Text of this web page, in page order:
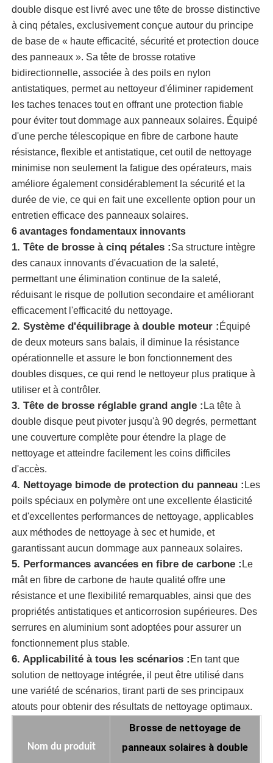
Aperçu
Produits
Vidéos
A propos de nous
Visite d'usine
Contrôle de la qualité
Contact
nouvelles
Demande de soumission
brosse de nettoyage de panneau solaire
pinceau rotatif à panneau solaire
Brosse de lavage pour panneaux solaires
Brosse rotative pour panneaux solaires
Outils de nettoyage pour panneaux solaires
Équipement de lavage de panneaux solaires
Pôle alimenté par l'eau
double disque est livré avec une tête de brosse distinctive
à cinq pétales, exclusivement conçue autour du principe
de base de « haute efficacité, sécurité et protection douce
des panneaux ». Sa tête de brosse rotative
bidirectionnelle, associée à des poils en nylon
antistatiques, permet au nettoyeur d'éliminer rapidement
les taches tenaces tout en offrant une protection fiable
pour éviter tout dommage aux panneaux solaires. Équipé
d'une perche télescopique en fibre de carbone haute
résistance, flexible et antistatique, cet outil de nettoyage
minimise non seulement la fatigue des opérateurs, mais
améliore également considérablement la sécurité et la
durée de vie, ce qui en fait une excellente option pour un
entretien efficace des panneaux solaires.
6 avantages fondamentaux innovants
1. Tête de brosse à cinq pétales :Sa structure intègre
des canaux innovants d'évacuation de la saleté,
permettant une élimination continue de la saleté,
réduisant le risque de pollution secondaire et améliorant
efficacement l'efficacité du nettoyage.
2. Système d'équilibrage à double moteur : Équipé
de deux moteurs sans balais, il diminue la résistance
opérationnelle et assure le bon fonctionnement des
doubles disques, ce qui rend le nettoyeur plus pratique à
utiliser et à contrôler.
3. Tête de brosse réglable grand angle : La tête à
double disque peut pivoter jusqu'à 90 degrés, permettant
une couverture complète pour étendre la plage de
nettoyage et atteindre facilement les coins difficiles
d'accès.
4. Nettoyage bimode de protection du panneau : Les
poils spéciaux en polymère ont une excellente élasticité
et d'excellentes performances de nettoyage, applicables
aux méthodes de nettoyage à sec et humide, et
garantissant aucun dommage aux panneaux solaires.
5. Performances avancées en fibre de carbone : Le
mât en fibre de carbone de haute qualité offre une
résistance et une flexibilité remarquables, ainsi que des
propriétés antistatiques et anticorrosion supérieures. Des
serrures en aluminium sont adoptées pour assurer un
fonctionnement plus stable.
6. Applicabilité à tous les scénarios : En tant que
solution de nettoyage intégrée, il peut être utilisé dans
une variété de scénarios, tirant parti de ses principaux
atouts pour obtenir des résultats de nettoyage optimaux.
Nom du produit
Brosse de nettoyage de
panneaux solaires à double